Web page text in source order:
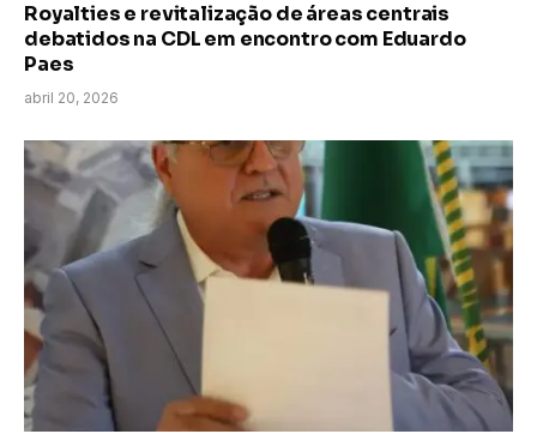
Royalties e revitalização de áreas centrais
debatidos na CDL em encontro com Eduardo
Paes
abril 20, 2026